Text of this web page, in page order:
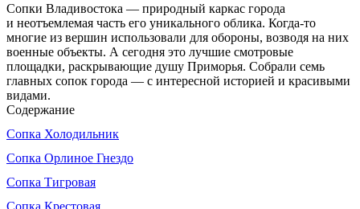
Сопки Владивостока — природный каркас города
и неотъемлемая часть его уникального облика. Когда‑то
многие из вершин использовали для обороны, возводя на них
военные объекты. А сегодня это лучшие смотровые
площадки, раскрывающие душу Приморья. Собрали семь
главных сопок города — с интересной историей и красивыми
видами.
Содержание
Сопка Холодильник
Сопка Орлиное Гнездо
Сопка Тигровая
Сопка Крестовая